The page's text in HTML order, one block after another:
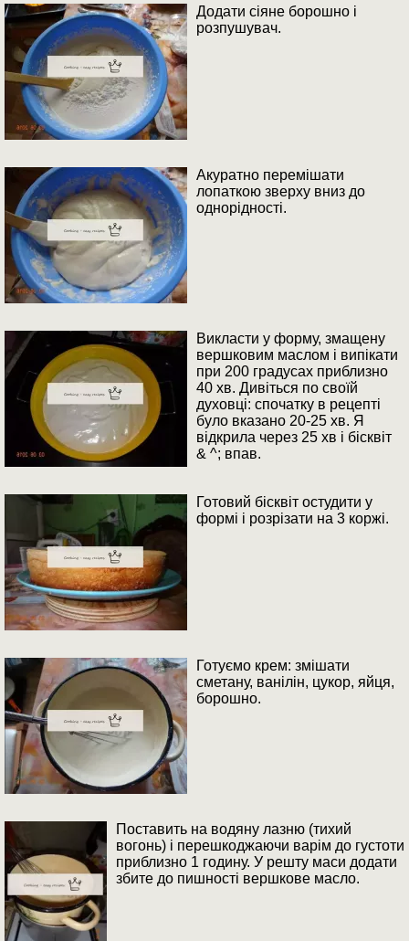
Додати сіяне борошно і
розпушувач.
Акуратно перемішати
лопаткою зверху вниз до
однорідності.
Викласти у форму, змащену
вершковим маслом і випікати
при 200 градусах приблизно
40 хв. Дивіться по своїй
духовці: спочатку в рецепті
було вказано 20-25 хв. Я
відкрила через 25 хв і бісквіт
& ^; впав.
Готовий бісквіт остудити у
формі і розрізати на 3 коржі.
Готуємо крем: змішати
сметану, ванілін, цукор, яйця,
борошно.
Поставить на водяну лазню (тихий
вогонь) і перешкоджаючи варім до густоти
приблизно 1 годину. У решту маси додати
збите до пишності вершкове масло.